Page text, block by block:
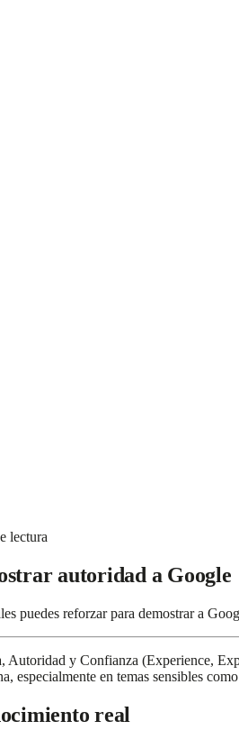
lectura
autoridad a Google
puedes reforzar para demostrar a
y Confianza (Experience,
especialmente en temas sensibles
real